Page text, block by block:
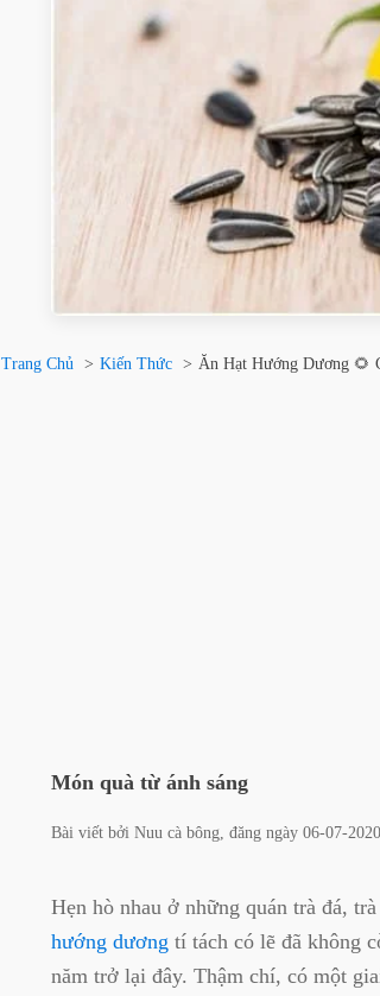
Trang Chủ Kiến Thức Ăn Hạt Hướng Dương 🌻
Món quà từ ánh sáng
Bài viết bởi Nuu cà bông , đăng ngày 06-07-2020
Hẹn hò nhau ở những quán trà đá,
hướng dương tí tách có lẽ đã không
năm trở lại đây. Thậm chí, có một